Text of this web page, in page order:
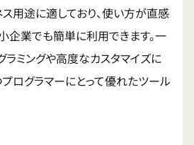
用途に適しており、使い方が直感
企業でも簡単に利用できます。一
ミングや高度なカスタマイズに
ログラマーにとって優れたツール